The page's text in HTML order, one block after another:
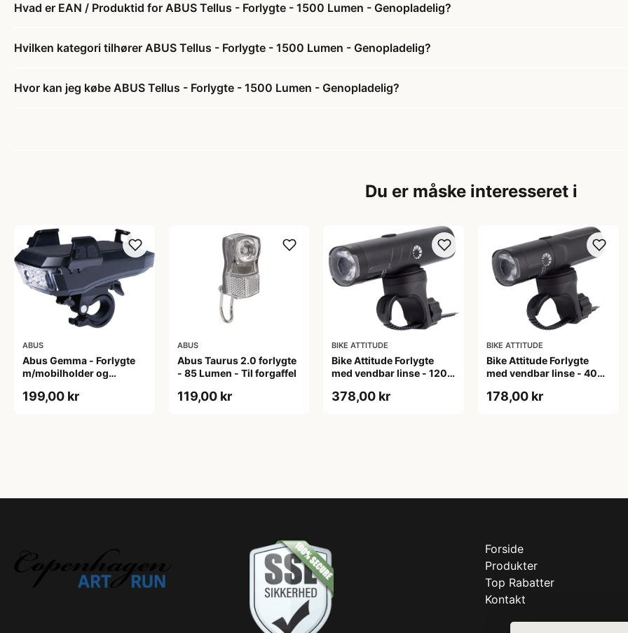
Hvad er EAN / Produktid for ABUS Tellus - Forlygte - 1500 Lumen - Genopladelig?
Hvilken kategori tilhører ABUS Tellus - Forlygte - 1500 Lumen - Genopladelig?
Hvor kan jeg købe ABUS Tellus - Forlygte - 1500 Lumen - Genopladelig?
Du er måske interesseret i
ABUS
Abus Gemma - Forlygte
m/mobilholder og
opladelig
199,00 kr
ABUS
Abus Taurus 2.0 forlygte
- 85 Lumen - Til forgaffel
119,00 kr
BIKE ATTITUDE
Bike Attitude Forlygte
med vendbar linse - 1200
378,00 kr
BIKE ATTITUDE
Bike Attitude Forlygte
med vendbar linse - 400
178,00 kr
Forside
Produkter
Top Rabatter
Kontakt